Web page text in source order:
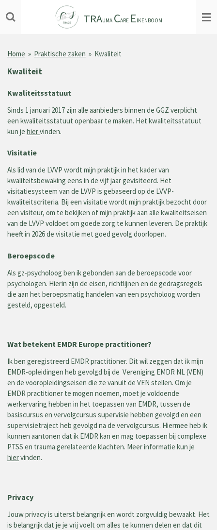
direct
hoofdinhoud
TRAUMA CARE EIKENBOOM
Home » Praktische zaken » Kwaliteit
Kwaliteit
Kwaliteitsstatuut
Sinds 1 januari 2017 zijn alle aanbieders binnen de GGZ verplicht
een kwaliteitsstatuut openbaar te maken. Het kwaliteitsstatuut
kun je hiervinden.
Visitatie
Als lid van de LVVP wordt mijn praktijk in het kader van
kwaliteitsbewaking eens in de vijf jaar gevisiteerd. Het
visitatiesysteem van de LVVP is gebaseerd op de LVVP-
kwaliteitscriteria. Bij een visitatie wordt mijn praktijk bezocht door
een visiteur, om te bekijken of mijn praktijk aan alle kwaliteitseisen
van de LVVP voldoet om goede zorg te kunnen leveren. De praktijk
heeft in 2026 de visitatie met goed gevolg doorlopen.
Beroepscode
Als gz-psycholoog ben ik gebonden aan de beroepscode voor
psychologen. Hierin zijn de eisen, richtlijnen en de gedragsregels
die aan het beroepsmatig handelen van een psycholoog worden
gesteld, opgesteld.
Wat betekent EMDR Europe practitioner?
Ik ben geregistreerd EMDR practitioner. Dit wil zeggen dat ik mijn
EMDR-opleidingen heb gevolgd bij de Vereniging EMDR NL (VEN)
en de vooropleidingseisen die ze vanuit de VEN stellen. Om je
EMDR practitioner te mogen noemen, moet je voldoende
werkervaring hebben in het toepassen van EMDR, tussen de
basiscursus en vervolgcursus supervisie hebben gevolgd en een
supervisietraject heb gevolgd na de vervolgcursus. Hiermee heb ik
kunnen aantonen dat ik EMDR kan en mag toepassen bij complexe
PTSS en trauma gerelateerde klachten. Meer informatie kun je
hiervinden.
Privacy
Jouw privacy is uiterst belangrijk en wordt zorgvuldig bewaakt. Het
is belangrijk dat je je vrij voelt om alles te kunnen delen en dat dit